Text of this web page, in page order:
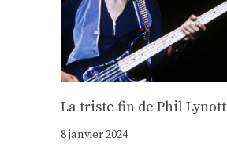
La triste fin de Phil Lynott
8 janvier 2024